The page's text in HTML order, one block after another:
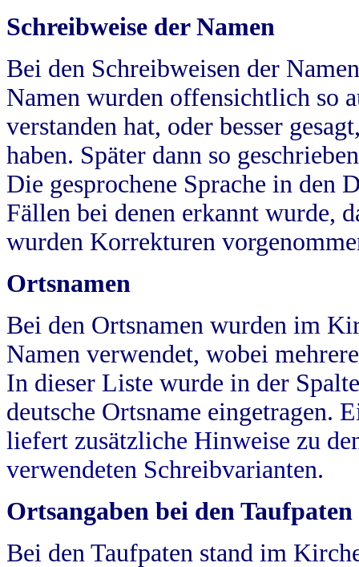
Schreibweise der Namen
Bei den Schreibweisen der
Namen wurden offensichtlich so
verstanden hat, oder besser
haben. Später dann so
Die gesprochene Sprache in
Fällen bei denen erkannt wurde,
wurden Korrekturen
Ortsnamen
Bei den Ortsnamen wurden im
Namen verwendet, wobei
In dieser Liste wurde in der
deutsche Ortsname eingetragen.
liefert zusätzliche Hinweise zu
verwendeten Schreibvarianten.
Ortsangaben bei den Taufpaten
Bei den Taufpaten stand im